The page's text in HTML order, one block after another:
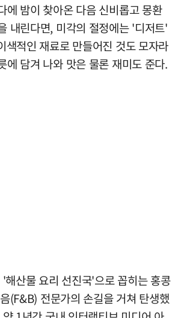
에 밤이 찾아온 다음 신비롭고 몽환
내린다면, 미각의 절정에는 '디저트'
색적인 재료로 만들어진 것도 모자라
에 담겨 나와 맛은 물론 재미도 준다.
해산물 요리 선진국'으로 꼽히는 홍콩
(F&B) 전문가의 손길을 거쳐 탄생했